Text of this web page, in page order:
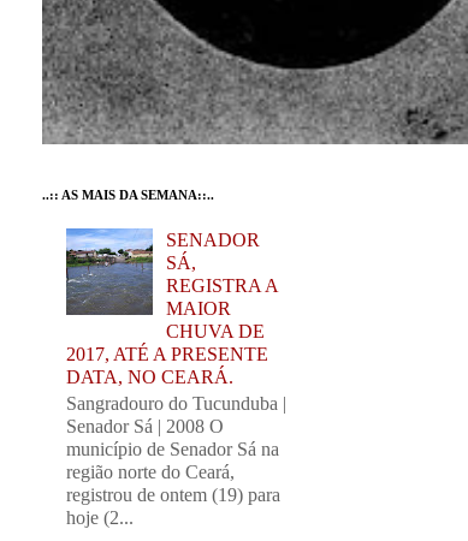
..:: AS MAIS DA SEMANA::..
SENADOR
SÁ,
REGISTRA A
MAIOR
CHUVA DE
2017, ATÉ A PRESENTE
DATA, NO CEARÁ.
Sangradouro do Tucunduba |
Senador Sá | 2008 O
município de Senador Sá na
região norte do Ceará,
registrou de ontem (19) para
hoje (2...